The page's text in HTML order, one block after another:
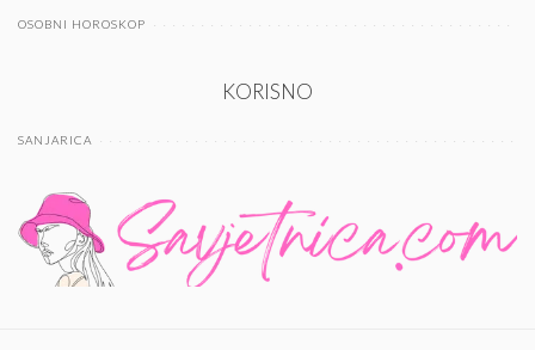
OSOBNI HOROSKOP
KORISNO
SANJARICA